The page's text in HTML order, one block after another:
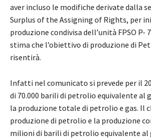
aver incluso le modifiche derivate dalla
Surplus of the Assigning of Rights, per
produzione condivisa dell’unità FPSO P-
stima che l’obiettivo di produzione di
risentirà.
Infatti nel comunicato si prevede per il
di 70.000 barili di petrolio equivalente al
la produzione totale di petrolio e gas. Il
produzione di petrolio e la produzione
milioni di barili di petrolio equivalente al